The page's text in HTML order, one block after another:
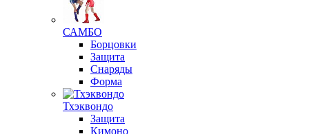
САМБО
Борцовки
Защита
Снаряды
Форма
Тхэквондо
Защита
Кимоно